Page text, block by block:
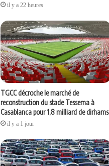
il y a 22 heures
TGCC décroche le marché de
reconstruction du stade Tessema à
Casablanca pour 1,8 milliard de dirhams
il y a 1 jour